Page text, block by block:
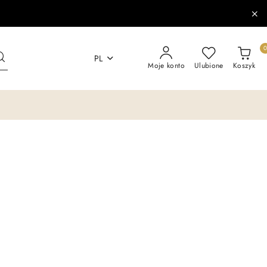
PL
Moje konto Ulubione Koszyk
0